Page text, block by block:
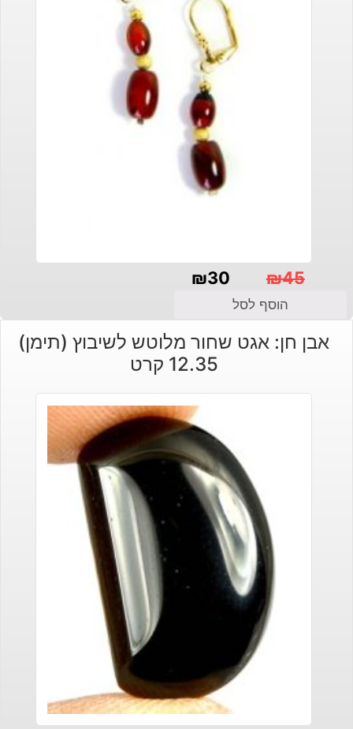
₪45
המקורי
היה:
₪30
הנוכחי
הוא:
הוסף לסל
אבן חן: אגט שחור מלוטש לשיבוץ (תימן)
12.35 קרט